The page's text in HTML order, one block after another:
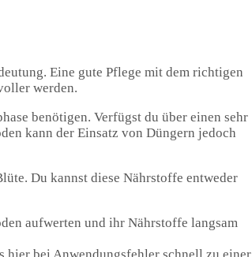
Eine gute Pflege mit dem richtigen
werden.
benötigen. Verfügst du über einen sehr
kann der Einsatz von Düngern jedoch
Du kannst diese Nährstoffe entweder
aufwerten und ihr Nährstoffe langsam